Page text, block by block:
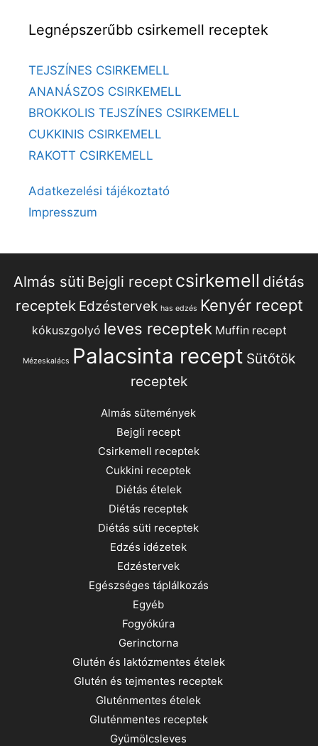
Legnépszerűbb csirkemell receptek
TEJSZÍNES CSIRKEMELL
ANANÁSZOS CSIRKEMELL
BROKKOLIS TEJSZÍNES CSIRKEMELL
CUKKINIS CSIRKEMELL
RAKOTT CSIRKEMELL
Adatkezelési tájékoztató
Impresszum
Almás süti Bejgli recept csirkemell diétás
receptek Edzéstervek has edzés Kenyér recept
kókuszgolyó leves receptek Muffin recept
Mézeskalács Palacsinta recept Sütőtök
receptek
Almás sütemények
Bejgli recept
Csirkemell receptek
Cukkini receptek
Diétás ételek
Diétás receptek
Diétás süti receptek
Edzés idézetek
Edzéstervek
Egészséges táplálkozás
Egyéb
Fogyókúra
Gerinctorna
Glutén és laktózmentes ételek
Glutén és tejmentes receptek
Gluténmentes ételek
Gluténmentes receptek
Gyümölcsleves